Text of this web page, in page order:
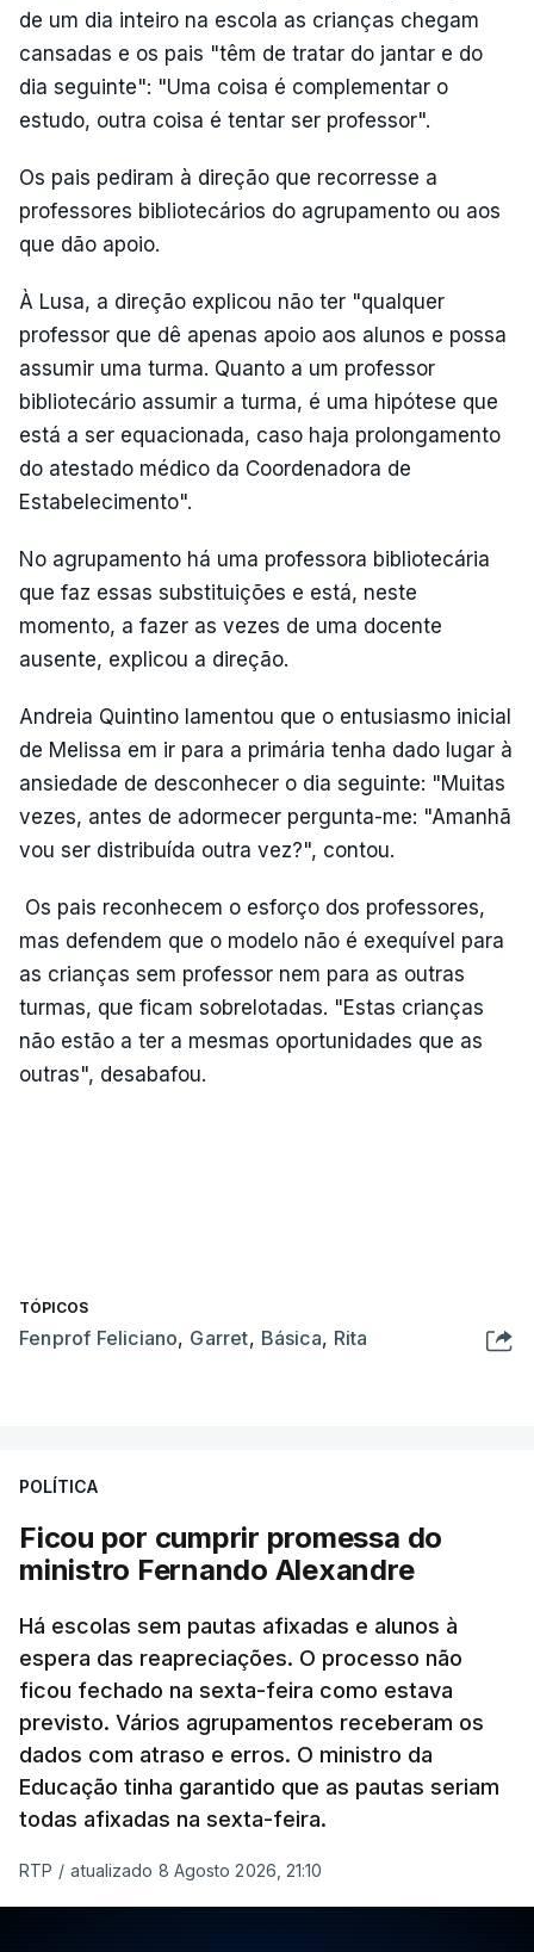
de um dia inteiro na escola as crianças chegam
cansadas e os pais "têm de tratar do jantar e do
dia seguinte": "Uma coisa é complementar o
estudo, outra coisa é tentar ser professor".
Os pais pediram à direção que recorresse a
professores bibliotecários do agrupamento ou aos
que dão apoio.
À Lusa, a direção explicou não ter "qualquer
professor que dê apenas apoio aos alunos e possa
assumir uma turma. Quanto a um professor
bibliotecário assumir a turma, é uma hipótese que
está a ser equacionada, caso haja prolongamento
do atestado médico da Coordenadora de
Estabelecimento".
No agrupamento há uma professora bibliotecária
que faz essas substituições e está, neste
momento, a fazer as vezes de uma docente
ausente, explicou a direção.
Andreia Quintino lamentou que o entusiasmo inicial
de Melissa em ir para a primária tenha dado lugar à
ansiedade de desconhecer o dia seguinte: "Muitas
vezes, antes de adormecer pergunta-me: "Amanhã
vou ser distribuída outra vez?", contou.
Os pais reconhecem o esforço dos professores,
mas defendem que o modelo não é exequível para
as crianças sem professor nem para as outras
turmas, que ficam sobrelotadas. "Estas crianças
não estão a ter a mesmas oportunidades que as
outras", desabafou.
TÓPICOS
Fenprof Feliciano, Garret, Básica, Rita
POLÍTICA
Ficou por cumprir promessa do
ministro Fernando Alexandre
Há escolas sem pautas afixadas e alunos à
espera das reapreciações. O processo não
ficou fechado na sexta-feira como estava
previsto. Vários agrupamentos receberam os
dados com atraso e erros. O ministro da
Educação tinha garantido que as pautas seriam
todas afixadas na sexta-feira.
RTP / atualizado 8 Agosto 2026, 21:10